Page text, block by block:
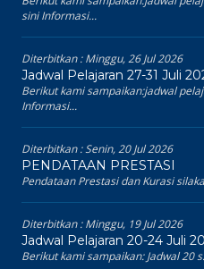
sini Informasi...
Diterbitkan :Minggu, 26 Jul 2026
Jadwal Pelajaran 27-31 Juli
Berikut kami sampaikan:jadwal
Informasi...
Diterbitkan :Senin, 20 Jul 2026
PENDATAAN PRESTASI
Pendataan Prestasi dan Kurasi
Diterbitkan :Minggu, 19 Jul 2026
Jadwal Pelajaran 20-24 Juli
Berikut kami sampaikan: Jadwal 20